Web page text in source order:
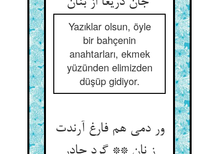
Yazıklar olsun, öyle
bir bahçenin
anahtarları, ekmek
yüzünden elimizden
düşüp gidiyor.
ور دمی هم فارغ آرندت